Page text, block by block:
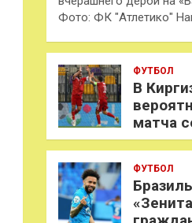
Фото: ФК "Атлетико"
ФУТБОЛ
В
матча
ФУТБОЛ